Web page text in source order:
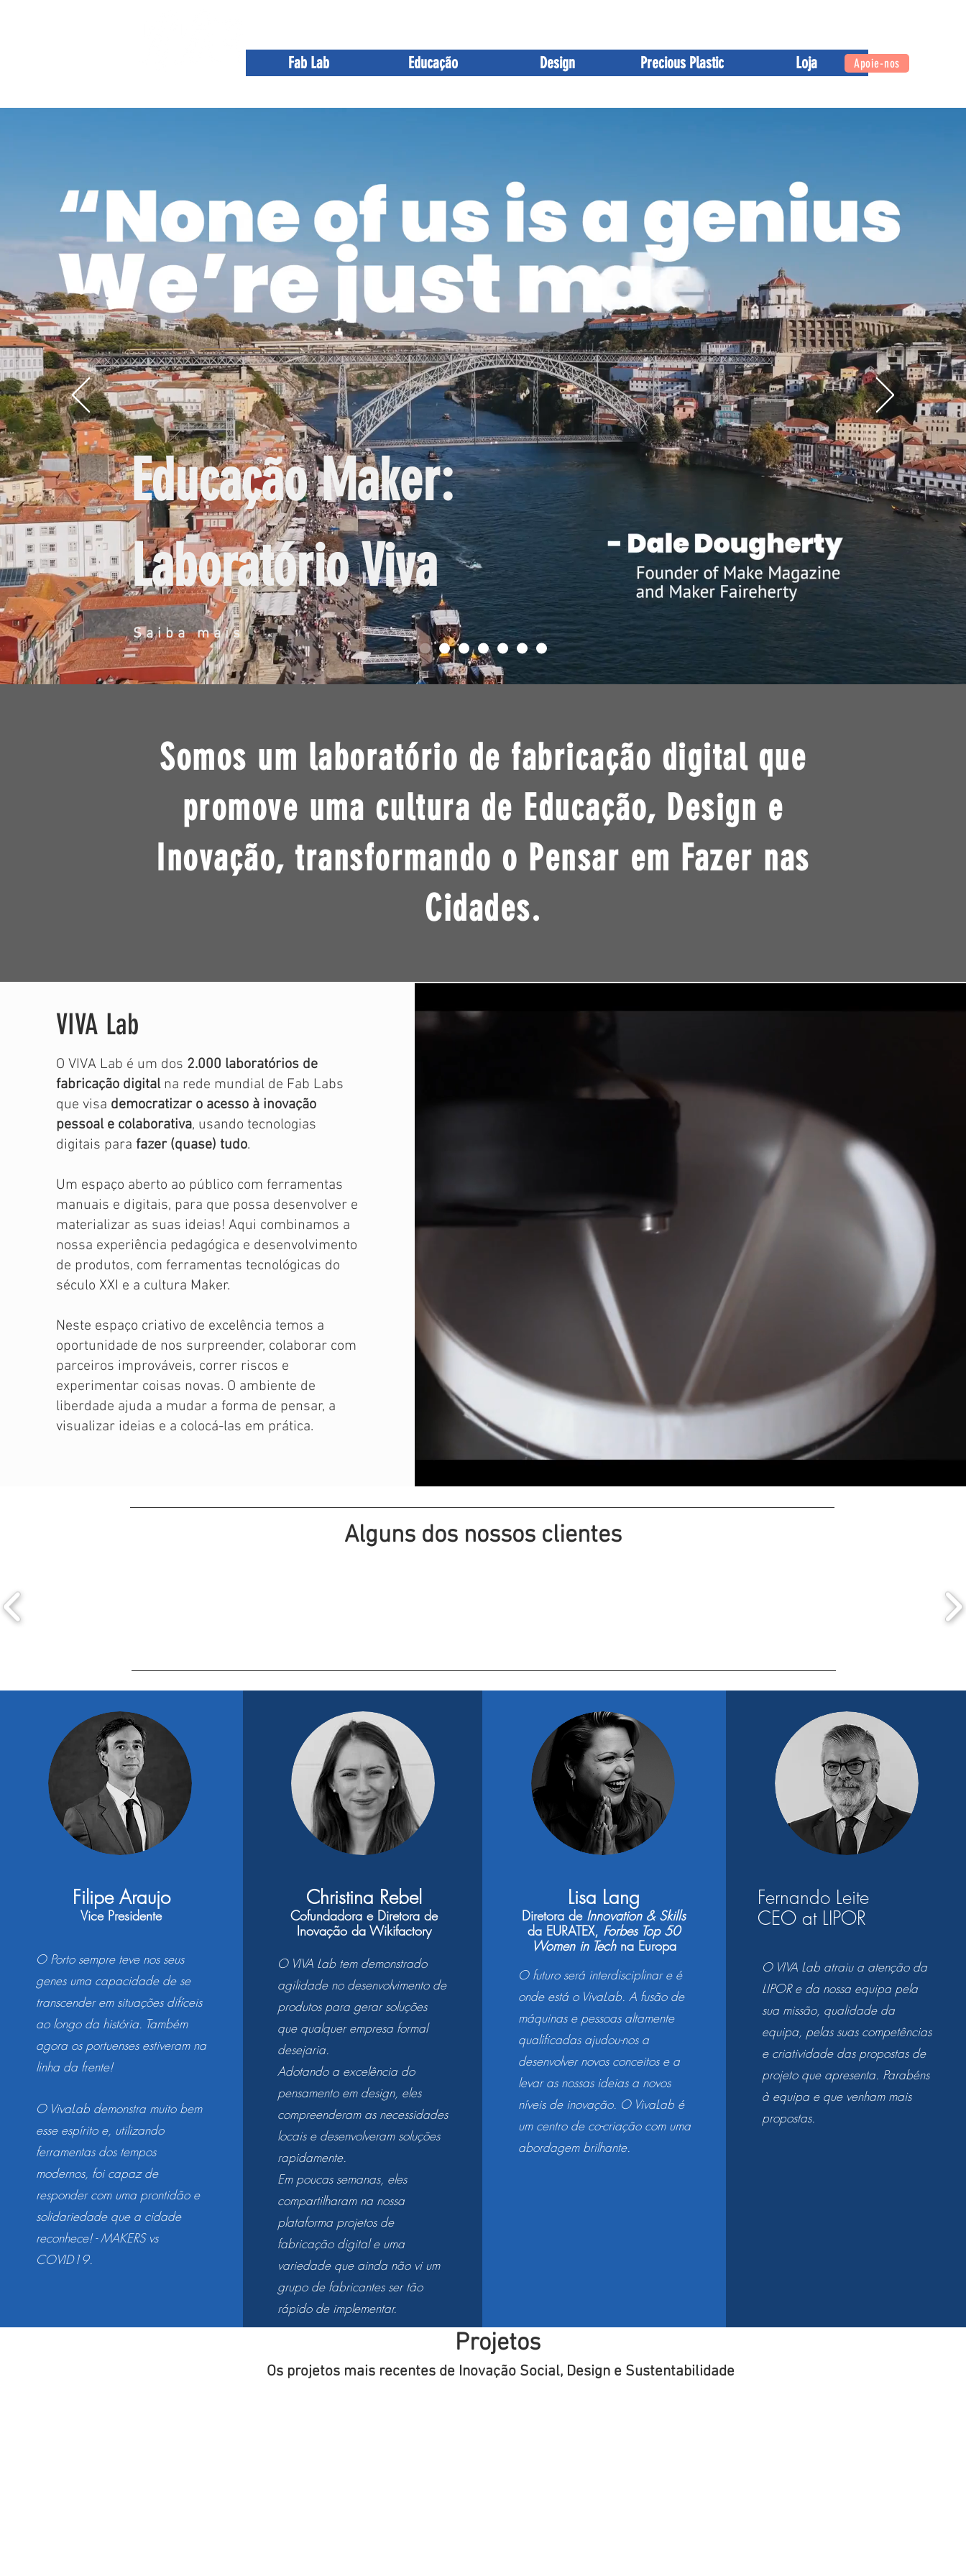
Fab Lab Educação Design Precious Plastic Loja Apoie-nos
Educação Maker:
Laboratório Viva
Saiba mais
Somos um laboratório de fabricação digital que
promove uma cultura de Educação, Design e
Inovação, transformando o Pensar em Fazer nas
Cidades.
VIVA Lab
O VIVA Lab é um dos 2.000 laboratórios de
fabricação digitalna rede mundial de Fab Labs
que visa democratizar o acesso à inovação
pessoal e colaborativa, usando tecnologias
digitais parafazer (quase) tudo.
Um espaço aberto ao público com ferramentas
manuais e digitais, para que possa desenvolver e
materializar as suas ideias! Aqui combinamos a
nossa experiência pedagógica e desenvolvimento
de produtos, com ferramentas tecnológicas do
século XXI e a cultura Maker.
Neste espaço criativo de excelência temos a
oportunidade de nos surpreender, colaborar com
parceiros improváveis, correr riscos e
experimentar coisas novas. O ambiente de
liberdade ajuda a mudar a forma de pensar, a
visualizar ideias e a colocá-las em prática.
Alguns dos nossos clientes
Filipe Araujo
Vice Presidente
O Porto sempre teve nos seus
genes uma capacidade de se
transcender em situações difíceis
ao longo da história. Também
agora os portuenses estiveram na
linha da frente!
O VivaLab demonstra muito bem
esse espírito e, utilizando
ferramentas dos tempos
modernos, foi capaz de
responder com uma prontidão e
solidariedade que a cidade
reconhece! - MAKERS vs
COVID19.
Christina Rebel
Cofundadora e Diretora de
Inovação da Wikifactory
O VIVA Lab tem demonstrado
agilidade no desenvolvimento de
produtos para gerar soluções
que qualquer empresa formal
desejaria.
Adotando a excelência do
pensamento em design, eles
compreenderam as necessidades
locais e desenvolveram soluções
rapidamente.
Em poucas semanas, eles
compartilharam na nossa
plataforma projetos de
fabricação digital e uma
variedade que ainda não vi um
grupo de fabricantes ser tão
rápido de implementar.
Lisa Lang
Diretora de Innovation & Skills
da EURATEX, Forbes Top 50
Women in Tech na Europa
O futuro será interdisciplinar e é
onde está o VivaLab. A fusão de
máquinas e pessoas altamente
qualificadas ajudou-nos a
desenvolver novos conceitos e a
levar as nossas ideias a novos
níveis de inovação. O VivaLab é
um centro de co-criação com uma
abordagem brilhante.
Fernando Leite
CEO at LIPOR
O VIVA Lab atraiu a atenção da
LIPOR e da nossa equipa pela
sua missão, qualidade da
equipa, pelas suas competências
e criatividade das propostas de
projeto que apresenta. Parabéns
à equipa e que venham mais
propostas.
Projetos
Os projetos mais recentes de Inovação Social, Design e Sustentabilidade